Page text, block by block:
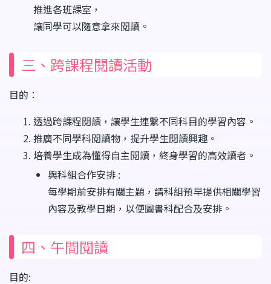
推進各班課室，
讓同學可以隨意拿來閱讀。
三、跨課程閱讀活動
目的：
透過跨課程閱讀，讓學生連繫不同科目的學習內容。
推廣不同學科閱讀物，提升學生閱讀興趣。
培養學生成為懂得自主閱讀，終身學習的高效讀者。
與科組合作安排 :
每學期前安排有關主題，請科組預早提供相關學習
內容及教學日期，以便圖書科配合及安排。
四、午間閱讀
目的: